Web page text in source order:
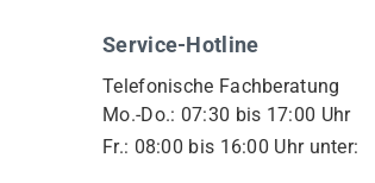
Service-Hotline
Telefonische Fachberatung
Mo.-Do.: 07:30 bis 17:00 Uhr
Fr.: 08:00 bis 16:00 Uhr unter: